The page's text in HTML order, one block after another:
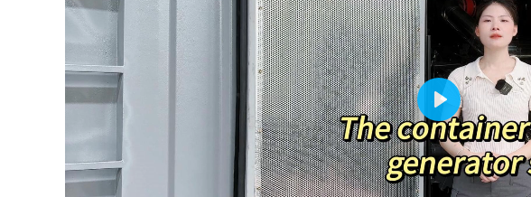
Play